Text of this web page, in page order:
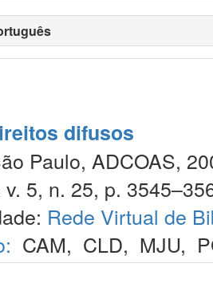
difusos
Paulo, ADCOAS,
5, n. 25, p.
Rede Virtual de
CAM, CLD, MJU,